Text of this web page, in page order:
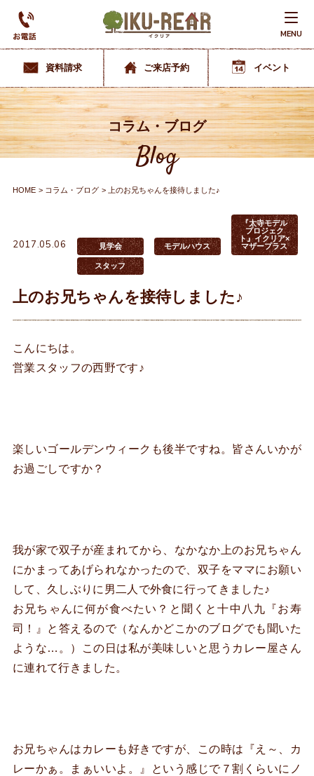
MENU
資料請求 ご来店予約 イベント
コラム・ブログ
Blog
HOME コラム・ブログ 上のお兄ちゃんを接待しました♪
2017.05.06 見学会 モデルハウス
『太寺モデル
プロジェク
ト』イクリア×
マザープラス
スタッフ
上のお兄ちゃんを接待しました♪
こんにちは。
営業スタッフの西野です♪
楽しいゴールデンウィークも後半ですね。皆さんいかが
お過ごしですか？
我が家で双子が産まれてから、なかなか上のお兄ちゃん
にかまってあげられなかったので、双子をママにお願い
して、久しぶりに男二人で外食に行ってきました♪
お兄ちゃんに何が食べたい？と聞くと十中八九『お寿
司！』と答えるので（なんかどこかのブログでも聞いた
ような…。）この日は私が美味しいと思うカレー屋さん
に連れて行きました。
お兄ちゃんはカレーも好きですが、この時は『え～、カ
レーかぁ。まぁいいよ。』という感じで７割くらいにノ